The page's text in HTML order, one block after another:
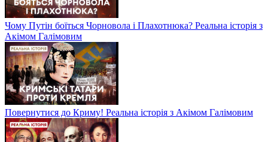
Чому Путін боїться Чорновола і Плахотнюка? Реальна історія з
Акімом Галімовим
Повернутися до Криму! Реальна історія з Акімом Галімовим